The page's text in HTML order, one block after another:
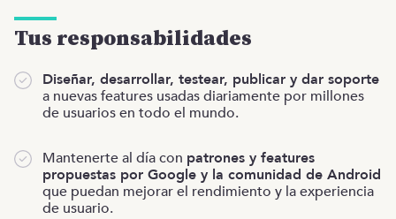
Tus responsabilidades
Diseñar, desarrollar, testear, publicar y dar soporte
a nuevas features usadas diariamente por millones
de usuarios en todo el mundo.
Mantenerte al día con patrones y features
propuestas por Google y la comunidad de Android
que puedan mejorar el rendimiento y la experiencia
de usuario.